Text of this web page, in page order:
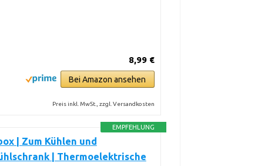
8,99 €
Bei Amazon ansehen
Preis inkl. MwSt., zzgl. Versandkosten
EMPFEHLUNG
| Zum Kühlen und
| Thermoelektrische